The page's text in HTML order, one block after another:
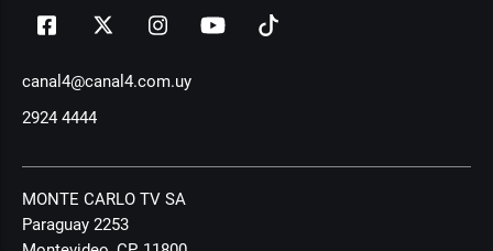
canal4@canal4.com.uy
2924 4444
MONTE CARLO TV SA
Paraguay 2253